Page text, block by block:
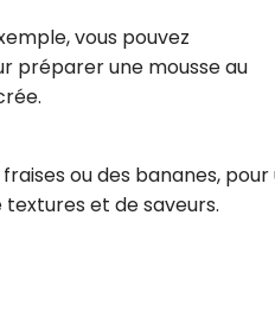
vous pouvez
préparer une mousse au
ou des bananes, pour
et de saveurs.